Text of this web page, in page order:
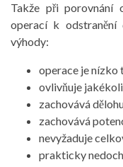
Takže při porovnání
operací k odstranění
výhody:
operace je nízko
ovlivňuje
zachovává
zachovává
nevyžaduje
prakticky